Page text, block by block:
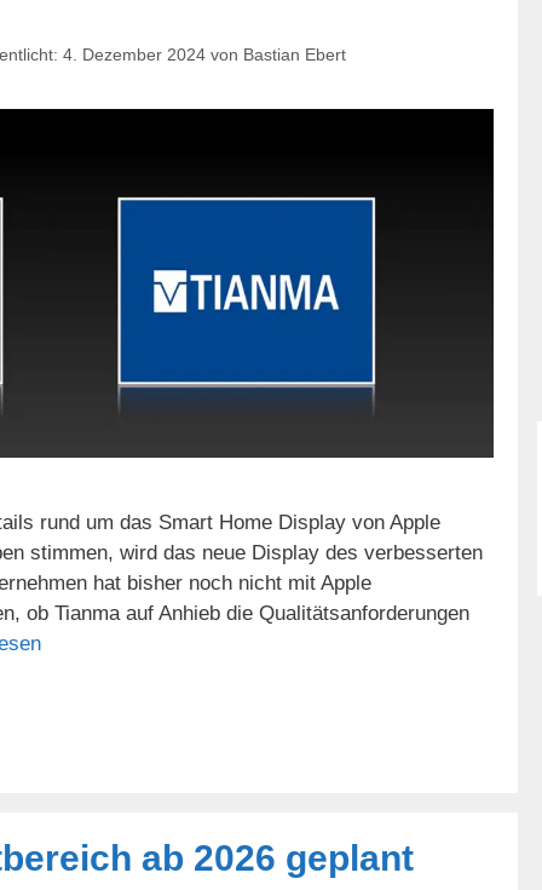
4. Dezember 2024 von Bastian Ebert
rund um das Smart Home Display von Apple
stimmen, wird das neue Display des verbesserten
hat bisher noch nicht mit Apple
ob Tianma auf Anhieb die Qualitätsanforderungen
ab 2026 geplant